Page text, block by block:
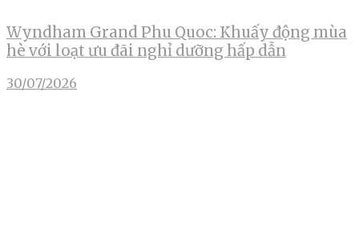
Wyndham Grand Phu Quoc: Khuấy động mùa
hè với loạt ưu đãi nghỉ dưỡng hấp dẫn
30/07/2026